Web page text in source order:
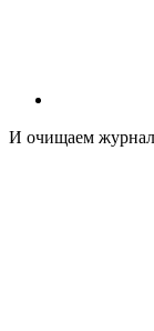
И очищаем